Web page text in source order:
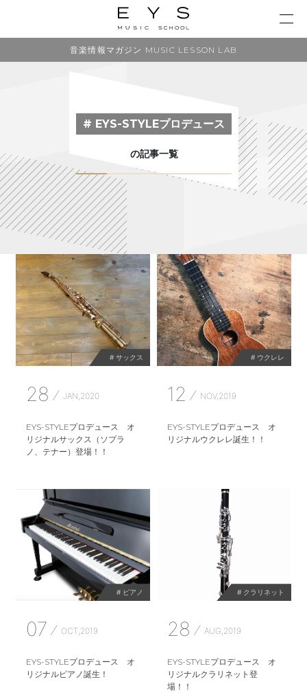
音楽情報マガジン MUSIC LESSON LAB
# EYS-STYLEプロデュース
の記事一覧
# サックス
28 JAN,2020
EYS-STYLEプロデュース オ
リジナルサックス（ソプラ
ノ、テナー）登場！！
# ウクレレ
12 NOV,2019
EYS-STYLEプロデュース オ
リジナルウクレレ誕生！！
# ピアノ
07 OCT,2019
EYS-STYLEプロデュース オ
リジナルピアノ誕生！
# クラリネット
28 AUG,2019
EYS-STYLEプロデュース オ
リジナルクラリネット登
場！！